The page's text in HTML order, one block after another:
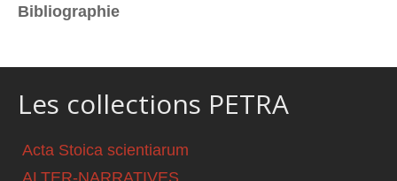
Bibliographie
Les collections PETRA
Acta Stoica scientiarum